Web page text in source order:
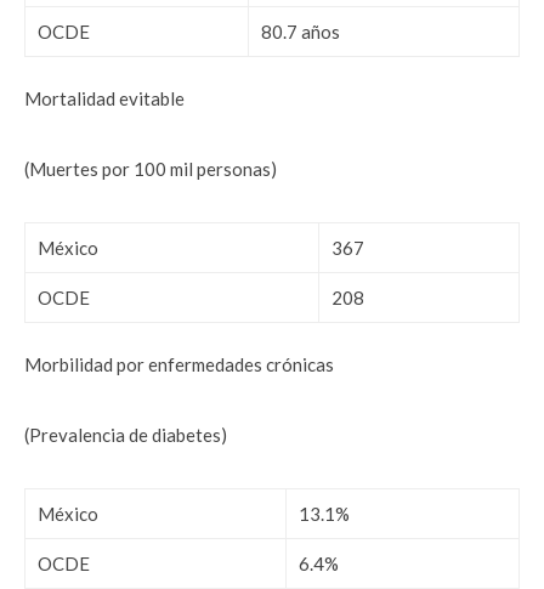
OCDE 80.7 años
Mortalidad evitable
(Muertes por 100 mil personas)
México 367
OCDE 208
Morbilidad por enfermedades crónicas
(Prevalencia de diabetes)
México 13.1%
OCDE 6.4%